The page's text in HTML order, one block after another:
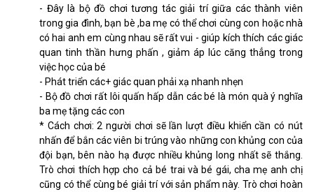
- Đây là bộ đồ chơi tương tác giải trí giữa các thành viên
trong gia đình, bạn bè ,ba mẹ có thể chơi cùng con hoặc nhà
có hai anh em cùng nhau sẽ rất vui - giúp kích thích các giác
quan tinh thần hưng phấn , giảm áp lúc căng thẳng trong
việc học của bé
- Phát triển các+ giác quan phải xạ nhanh nhẹn
- Bộ đồ chơi rất lôi quấn hấp dẫn các bé là món quà ý nghĩa
ba mẹ tặng các con
* Cách chơi: 2 người chơi sẽ lần lượt điều khiển cần có nút
nhấn để bắn các viên bi trúng vào những con khủng con của
đội bạn, bên nào hạ được nhiều khủng long nhất sẽ thắng.
Trò chơi thích hợp cho cả bé trai và bé gái, cha mẹ anh chị
cũng có thể cùng bé giải trí với sản phẩm này. Trò chơi hoàn